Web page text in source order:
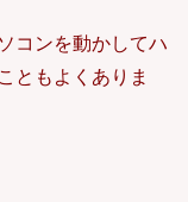
コンを動かしてハ
ともよくありま